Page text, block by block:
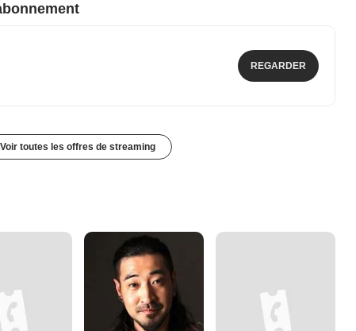
REGARDER
Voir toutes les offres de streaming